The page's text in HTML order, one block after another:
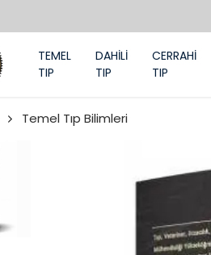
TEMEL
TIP
DAHİLİ
TIP
CERRAHİ
TIP
Temel Tıp Bilimleri